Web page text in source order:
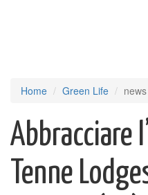
Home Green Life news
Abbracciare
Tenne